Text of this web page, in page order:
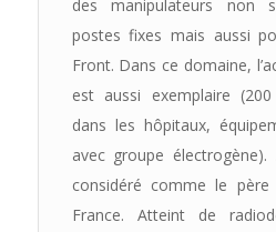
des manipulateurs non
postes fixes mais aussi
Front. Dans ce domaine,
est aussi exemplaire
dans les hôpitaux,
avec groupe
considéré comme le
France. Atteint de